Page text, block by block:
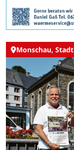
Monschau, Stadt